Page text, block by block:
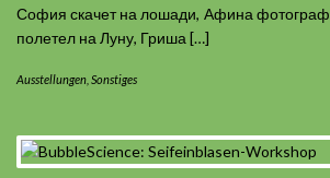
София скачет на лошади, Афина
полетел на Луну, Гриша […]
Ausstellungen Sonstiges